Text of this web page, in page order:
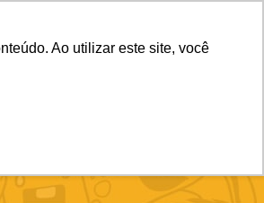
Ao utilizar este site, você